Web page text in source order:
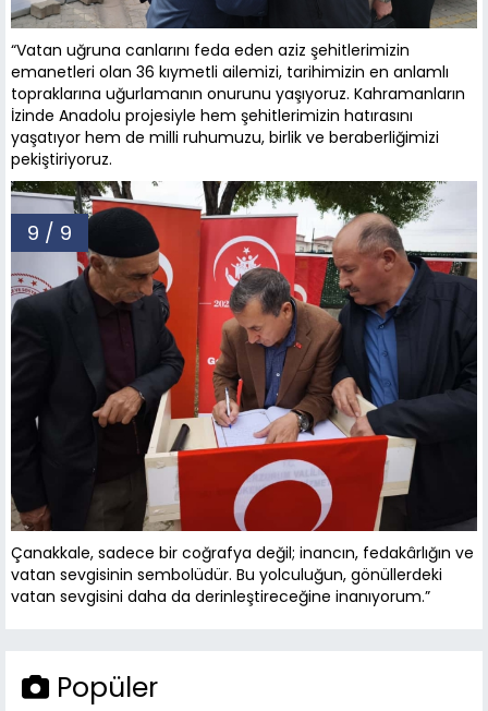
“Vatan uğruna canlarını feda eden aziz şehitlerimizin
emanetleri olan 36 kıymetli ailemizi, tarihimizin en anlamlı
topraklarına uğurlamanın onurunu yaşıyoruz. Kahramanların
İzinde Anadolu projesiyle hem şehitlerimizin hatırasını
yaşatıyor hem de milli ruhumuzu, birlik ve beraberliğimizi
pekiştiriyoruz.
9 / 9
Çanakkale, sadece bir coğrafya değil; inancın, fedakârlığın ve
vatan sevgisinin sembolüdür. Bu yolculuğun, gönüllerdeki
vatan sevgisini daha da derinleştireceğine inanıyorum.”
Popüler